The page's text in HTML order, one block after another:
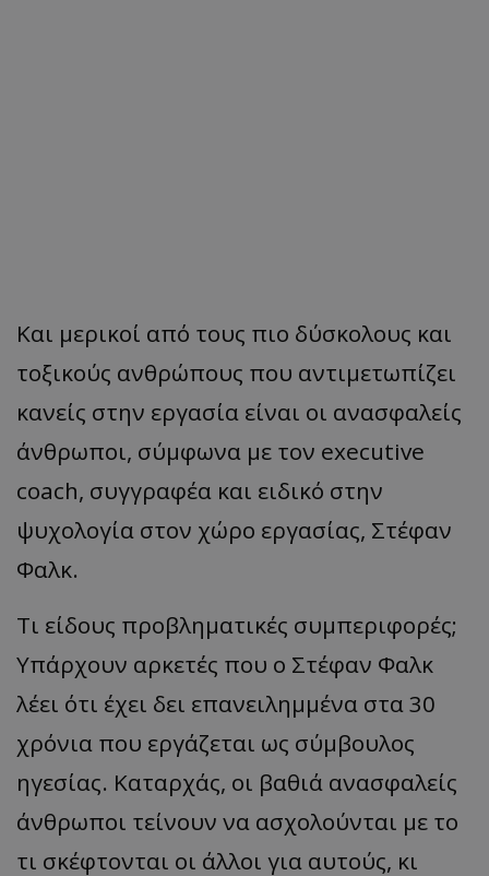
Και μερικοί από τους πιο δύσκολους και
τοξικούς ανθρώπους που αντιμετωπίζει
κανείς στην εργασία είναι οι ανασφαλείς
άνθρωποι, σύμφωνα με τον executive
coach, συγγραφέα και ειδικό στην
ψυχολογία στον χώρο εργασίας, Στέφαν
Φαλκ.
Τι είδους προβληματικές συμπεριφορές;
Υπάρχουν αρκετές που ο Στέφαν Φαλκ
λέει ότι έχει δει επανειλημμένα στα 30
χρόνια που εργάζεται ως σύμβουλος
ηγεσίας. Καταρχάς, οι βαθιά ανασφαλείς
άνθρωποι τείνουν να ασχολούνται με το
τι σκέφτονται οι άλλοι για αυτούς, κι